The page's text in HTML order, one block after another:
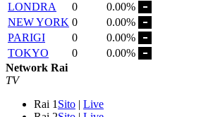
LONDRA
0
0.00%
NEW YORK 0
0.00%
PARIGI
0
0.00%
TOKYO
0
0.00%
Network Rai
TV
Rai 1 Sito | Live